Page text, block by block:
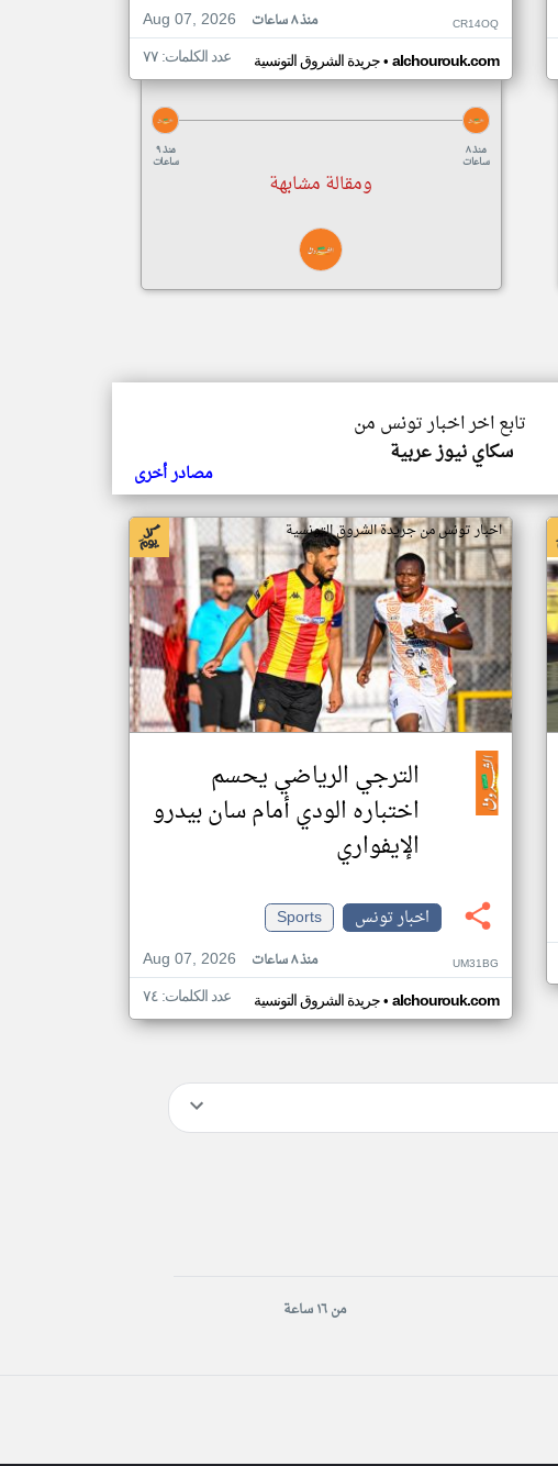
Aug 07, 2026
منذ ٨ ساعات CR14OQ
جريدة الشروق التونسية• alchourouk.com عدد الكلمات: ٧٧
منذ ٩
ساعات
منذ ٨
ساعات
ومقالة مشابهة
تابع اخر اخبار تونس من
سكاي نيوز عربية
مصادر أخرى
اخبار تونس من جريدة الشروق التونسية
الترجي الرياضي يحسم
اختباره الودي أمام سان بيدرو
الإيفواري
اخبار تونس
Sports
Aug 07, 2026
منذ ٨ ساعات UM31BG
جريدة الشروق التونسية• alchourouk.com عدد الكلمات: ٧٤
من ١٦ ساعة